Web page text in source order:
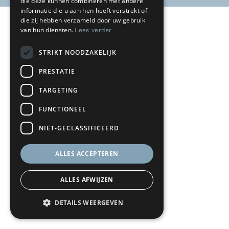
informatie die u aan hen heeft verstrekt of
die zij hebben verzameld door uw gebruik
van hun diensten. Lees verder
STRIKT NOODZAKELIJK
PRESTATIE
TARGETING
FUNCTIONEEL
NIET-GECLASSIFICEERD
ALLES ACCEPTEREN
ALLES AFWIJZEN
DETAILS WEERGEVEN